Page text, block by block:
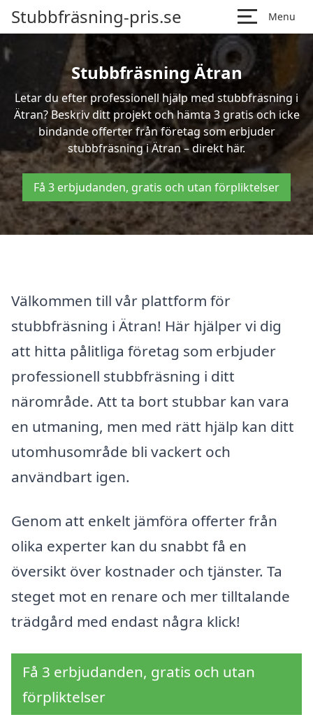
Stubbfräsning-pris.se Menu
Stubbfräsning Ätran
Letar du efter professionell hjälp med stubbfräsning i
Ätran? Beskriv ditt projekt och hämta 3 gratis och icke
bindande offerter från företag som erbjuder
stubbfräsning i Ätran – direkt här.
Få 3 erbjudanden, gratis och utan förpliktelser
Välkommen till vår plattform för
stubbfräsning i Ätran! Här hjälper vi dig
att hitta pålitliga företag som erbjuder
professionell stubbfräsning i ditt
närområde. Att ta bort stubbar kan vara
en utmaning, men med rätt hjälp kan ditt
utomhusområde bli vackert och
användbart igen.
Genom att enkelt jämföra offerter från
olika experter kan du snabbt få en
översikt över kostnader och tjänster. Ta
steget mot en renare och mer tilltalande
trädgård med endast några klick!
Få 3 erbjudanden, gratis och utan
förpliktelser